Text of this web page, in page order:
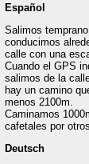
Español
Salimos
conducimos
calle con una
Cuando el GPS
salimos de la
hay un camino
menos 2100m.
Caminamos
cafetales por
Deutsch